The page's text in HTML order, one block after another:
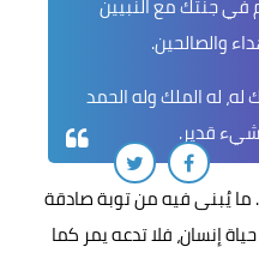
والصالحين.
له، له الملك وله الحمد
قدير.
ما يُبنى فيه من توبة صادقة
إنسان، فلا تدعه يمر كما